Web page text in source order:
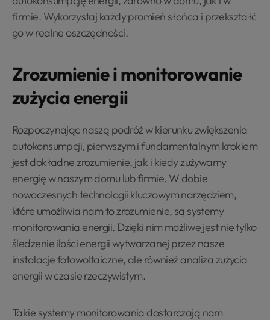
firmie. Wykorzystaj każdy promień słońca i przekształć
go w realne oszczędności.
Zrozumienie i monitorowanie
zużycia energii
Rozpoczynając naszą podróż w kierunku zwiększenia
autokonsumpcji, pierwszym i fundamentalnym krokiem
jest dokładne zrozumienie, jak i kiedy zużywamy
energię w naszym domu lub firmie. W dobie
nowoczesnych technologii kluczowym narzędziem,
które umożliwia nam to zrozumienie, są systemy
monitorowania energii. Dzięki nim możliwe jest nie tylko
śledzenie ilości energii wytwarzanej przez nasze
instalacje fotowoltaiczne, ale również analiza zużycia
energii w czasie rzeczywistym.
Takie systemy monitorowania dostarczają nam